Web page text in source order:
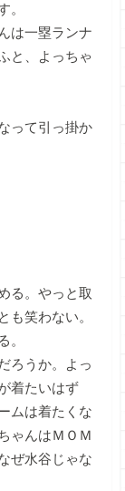
。
は一塁ランナ
と、よっちゃ
って引っ掛か
る。やっと取
も笑わない。
。
ろうか。よっ
着たいはず
ムは着たくな
ゃんはＭＯＭ
ぜ水谷じゃな